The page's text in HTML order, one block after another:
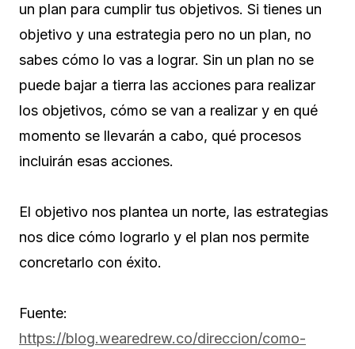
un plan para cumplir tus objetivos. Si tienes un
objetivo y una estrategia pero no un plan, no
sabes cómo lo vas a lograr. Sin un plan no se
puede bajar a tierra las acciones para realizar
los objetivos, cómo se van a realizar y en qué
momento se llevarán a cabo, qué procesos
incluirán esas acciones.
El objetivo nos plantea un norte, las estrategias
nos dice cómo lograrlo y el plan nos permite
concretarlo con éxito.
Fuente:
https://blog.wearedrew.co/direccion/como-